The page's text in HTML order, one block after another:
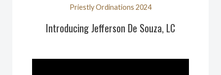
Priestly Ordinations 2024
Introducing Jefferson De Souza, LC